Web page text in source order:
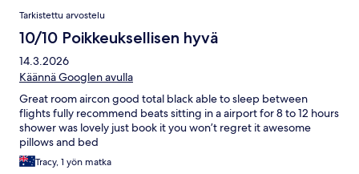
Tarkistettu arvostelu
10/10 Poikkeuksellisen hyvä
14.3.2026
Käännä Googlen avulla
Great room aircon good total black able to sleep between
flights fully recommend beats sitting in a airport for 8 to 12 hours
shower was lovely just book it you won’t regret it awesome
pillows and bed
Tracy, 1 yön matka